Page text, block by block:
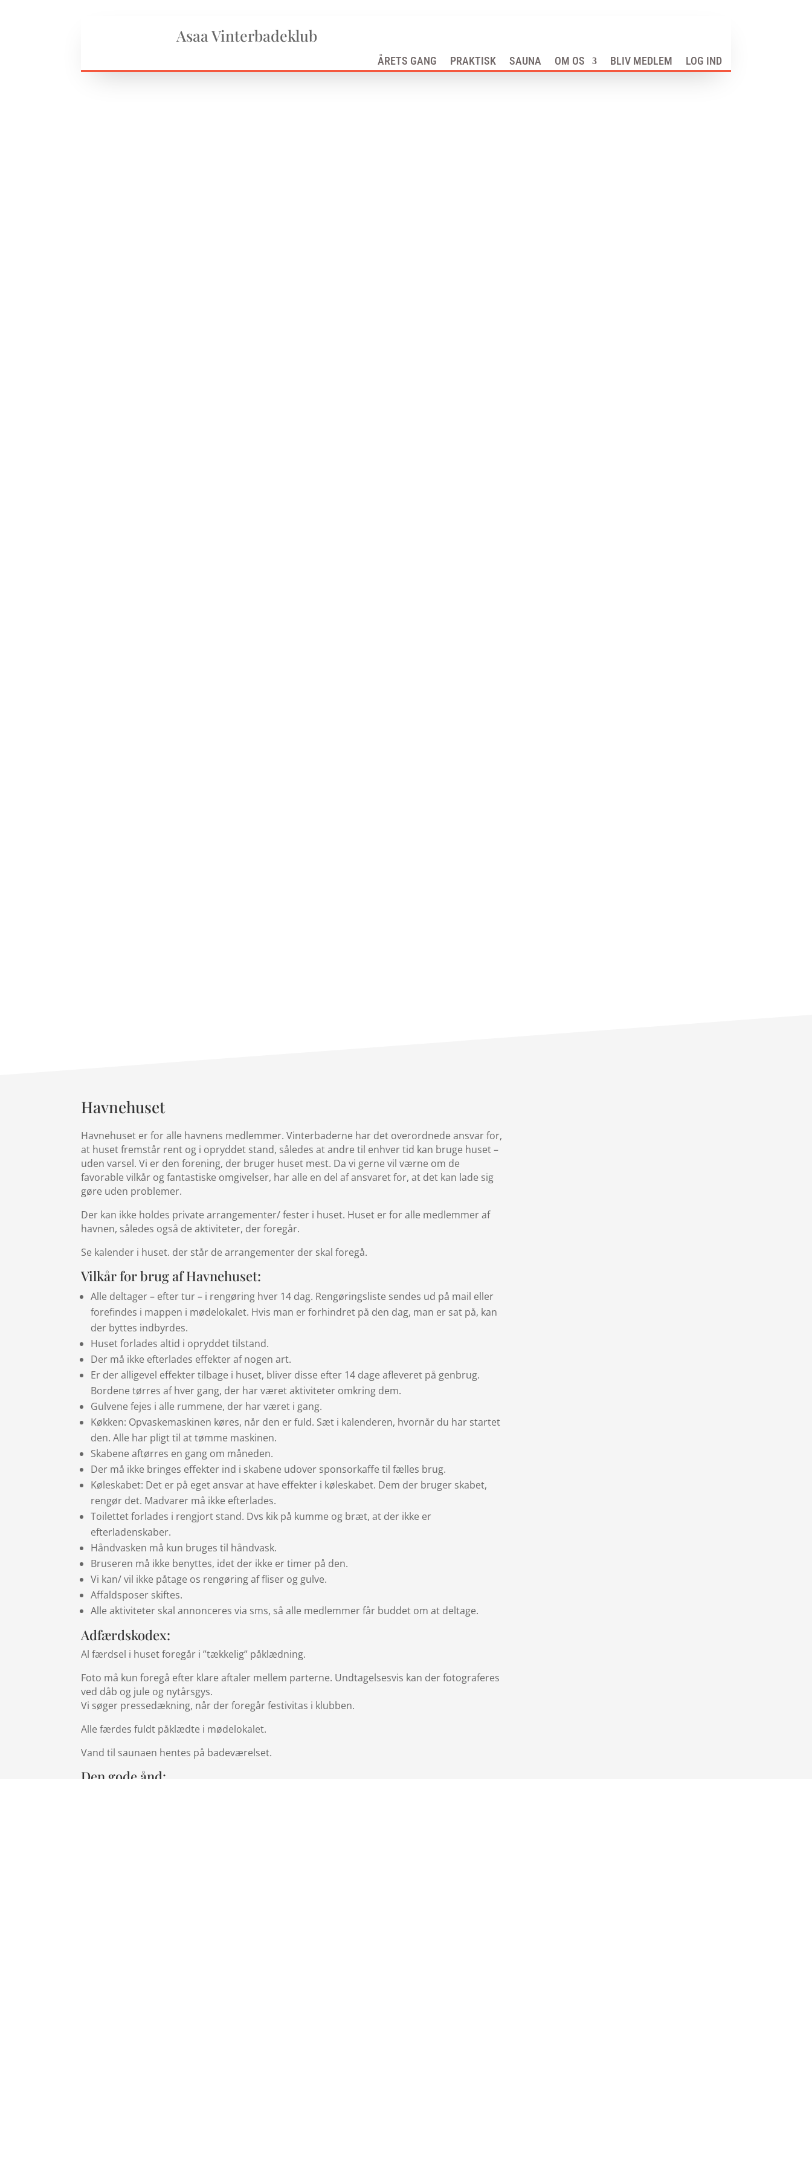
Asaa Vinterbadeklub
ÅRETS GANG PRAKTISK SAUNA OM OS BLIV MEDLEM LOG IND
Havnehuset
Havnehuset er for alle havnens medlemmer. Vinterbaderne har det overordnede ansvar for,
at huset fremstår rent og i opryddet stand, således at andre til enhver tid kan bruge huset –
uden varsel. Vi er den forening, der bruger huset mest. Da vi gerne vil værne om de
favorable vilkår og fantastiske omgivelser, har alle en del af ansvaret for, at det kan lade sig
gøre uden problemer.
Der kan ikke holdes private arrangementer/ fester i huset. Huset er for alle medlemmer af
havnen, således også de aktiviteter, der foregår.
Se kalender i huset. der står de arrangementer der skal foregå.
Vilkår for brug af Havnehuset:
Alle deltager – efter tur – i rengøring hver 14 dag. Rengøringsliste sendes ud på mail eller
forefindes i mappen i mødelokalet. Hvis man er forhindret på den dag, man er sat på, kan
der byttes indbyrdes.
Huset forlades altid i opryddet tilstand.
Der må ikke efterlades effekter af nogen art.
Er der alligevel effekter tilbage i huset, bliver disse efter 14 dage afleveret på genbrug.
Bordene tørres af hver gang, der har været aktiviteter omkring dem.
Gulvene fejes i alle rummene, der har været i gang.
Køkken: Opvaskemaskinen køres, når den er fuld. Sæt i kalenderen, hvornår du har startet
den. Alle har pligt til at tømme maskinen.
Skabene aftørres en gang om måneden.
Der må ikke bringes effekter ind i skabene udover sponsorkaffe til fælles brug.
Køleskabet: Det er på eget ansvar at have effekter i køleskabet. Dem der bruger skabet,
rengør det. Madvarer må ikke efterlades.
Toilettet forlades i rengjort stand. Dvs kik på kumme og bræt, at der ikke er
efterladenskaber.
Håndvasken må kun bruges til håndvask.
Bruseren må ikke benyttes, idet der ikke er timer på den.
Vi kan/ vil ikke påtage os rengøring af fliser og gulve.
Affaldsposer skiftes.
Alle aktiviteter skal annonceres via sms, så alle medlemmer får buddet om at deltage.
Adfærdskodex:
Al færdsel i huset foregår i ”tækkelig” påklædning.
Foto må kun foregå efter klare aftaler mellem parterne. Undtagelsesvis kan der fotograferes
ved dåb og jule og nytårsgys.
Vi søger pressedækning, når der foregår festivitas i klubben.
Alle færdes fuldt påklædte i mødelokalet.
Vand til saunaen hentes på badeværelset.
Den gode ånd: